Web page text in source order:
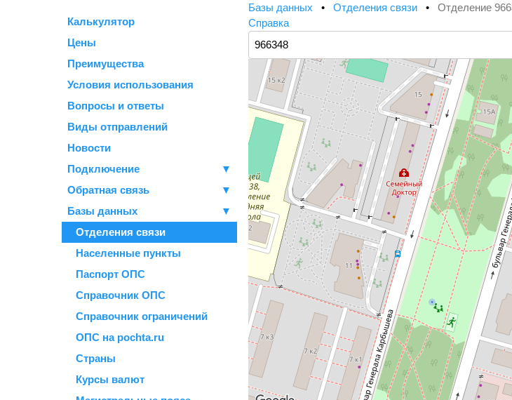
Калькулятор
Цены
Преимущества
Условия использования
Вопросы и ответы
Виды отправлений
Новости
Подключение
▼
Обратная связь
▼
Базы данных
▼
Отделения связи
Населенные пункты
Паспорт ОПС
Справочник ОПС
Справочник ограничений
ОПС на pochta.ru
Страны
Курсы валют
Базы данных • Отделения связи • Отделение
Справка